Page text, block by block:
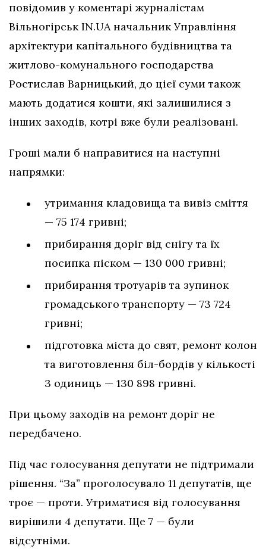
повідомив у коментарі журналістам
Вільногірськ IN.UA начальник Управління
архітектури капітального будівництва та
житлово-комунального господарства
Ростислав Варницький, до цієї суми також
мають додатися кошти, які залишилися з
інших заходів, котрі вже були реалізовані.
Гроші мали б направитися на наступні
напрямки:
утримання кладовища та вивіз сміття
— 75 174 гривні;
прибирання доріг від снігу та їх
посипка піском — 130 000 гривні;
прибирання тротуарів та зупинок
громадського транспорту — 73 724
гривні;
підготовка міста до свят, ремонт колон
та виготовлення біл-бордів у кількості
3 одиниць — 130 898 гривні.
При цьому заходів на ремонт доріг не
передбачено.
Під час голосування депутати не підтримали
рішення. “За” проголосувало 11 депутатів, ще
троє — проти. Утриматися від голосування
вирішили 4 депутати. Ще 7 — були
відсутніми.